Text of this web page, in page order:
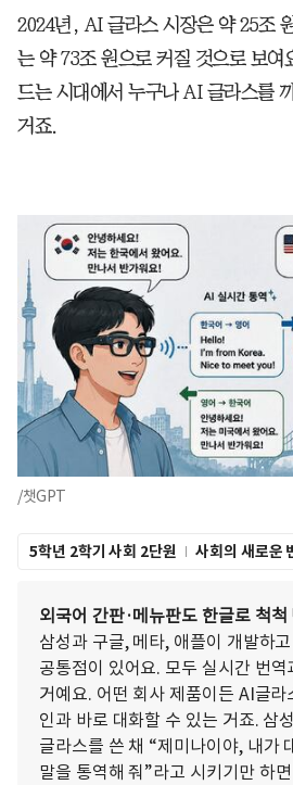
2024년, AI 글라스 시장은 약 25조
는 약 73조 원으로 커질 것으로 보여
드는 시대에서 누구나 AI 글라스를
거죠.
/챗GPT
5학년 2학기 사회 2단원 사회의 새로운
외국어 간판·메뉴판도 한글로 척
삼성과 구글, 메타, 애플이 개발하
공통점이 있어요. 모두 실시간 번
거예요. 어떤 회사 제품이든 AI글
인과 바로 대화할 수 있는 거죠. 삼
글라스를 쓴 채 “제미나이야, 내가
말을 통역해 줘”라고 시키기만 하